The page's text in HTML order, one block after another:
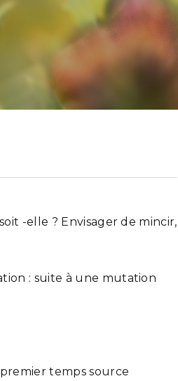
-elle ? Envisager de mincir,
: suite à une mutation
temps source